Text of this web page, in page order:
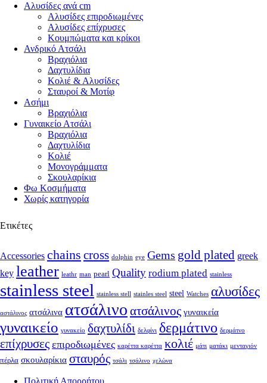
Αλυσίδες ανά cm
Αλυσίδες επιροδιωμένες
Αλυσίδες επίχρυσες
Κουμπώματα και κρίκοι
Ανδρικό Ατσάλι
Βραχιόλια
Δαχτυλίδια
Κολιέ & Αλυσίδες
Σταυροί & Μοτίφ
Ασήμι
Βραχιόλια
Γυναικείο Ατσάλι
Βραχιόλια
Δαχτυλίδια
Κολιέ
Μονογράμματα
Σκουλαρίκια
Φω Κοσμήματα
Χωρίς κατηγορία
Ετικέτες
Accessories chains cross dolphin eye Gems gold plated greek
key leather leathr man pearl Quality rodium plated stainless
stainless steel stainless stell stainles steel steel Watches αλυσίδες
αστάλινος ατσάλινα ατσάλινο ατσάλινος γυναικεία
γυναικείο γυνακείο δαχτυλίδι δελφίνι δερμάτινο δερμάτνο
επίχρυσες επιροδιωμένες καρέττα καρέττα κολιέ μάτι ματάκι μενταγιόν
πέρλα σκουλαρίκια σταυρός τσάλι τσάλινο χελώνα
Πολιτική Απορρήτου